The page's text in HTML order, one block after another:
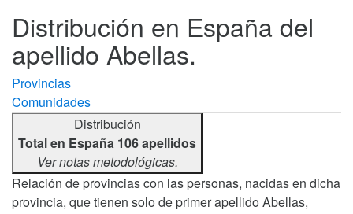
Distribución en España del
apellido Abellas.
Provincias
Comunidades
Distribución
Total en España 106 apellidos
Ver notas metodológicas.
Relación de provincias con las personas, nacidas en dicha
provincia, que tienen solo de primer apellido Abellas,